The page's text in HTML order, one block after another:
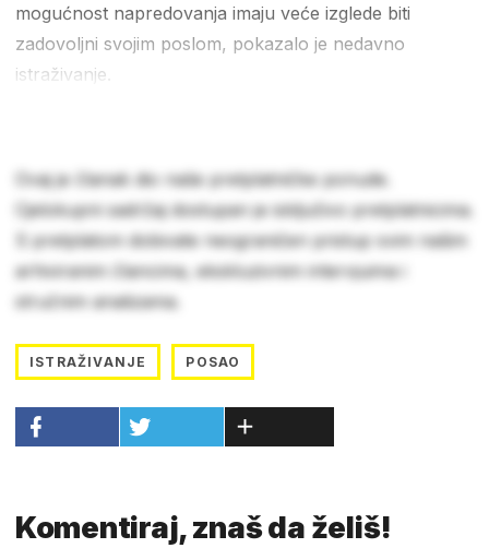
mogućnost napredovanja imaju veće izglede biti
zadovoljni svojim poslom, pokazalo je nedavno
istraživanje.
Ovaj je članak dio naše pretplatničke ponude.
Cjelokupni sadržaj dostupan je isključivo pretplatnicima.
S pretplatom dobivate neograničen pristup svim našim
arhiviranim člancima, ekskluzivnim intervjuima i
stručnim analizama.
ISTRAŽIVANJE POSAO
Komentiraj, znaš da želiš!